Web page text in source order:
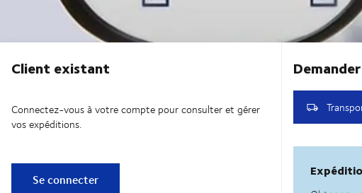
Client existant
Connectez-vous à votre compte pour consulter et gérer
vos expéditions.
Se connecter